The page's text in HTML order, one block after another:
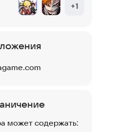
проблему.
+1
может содержать: